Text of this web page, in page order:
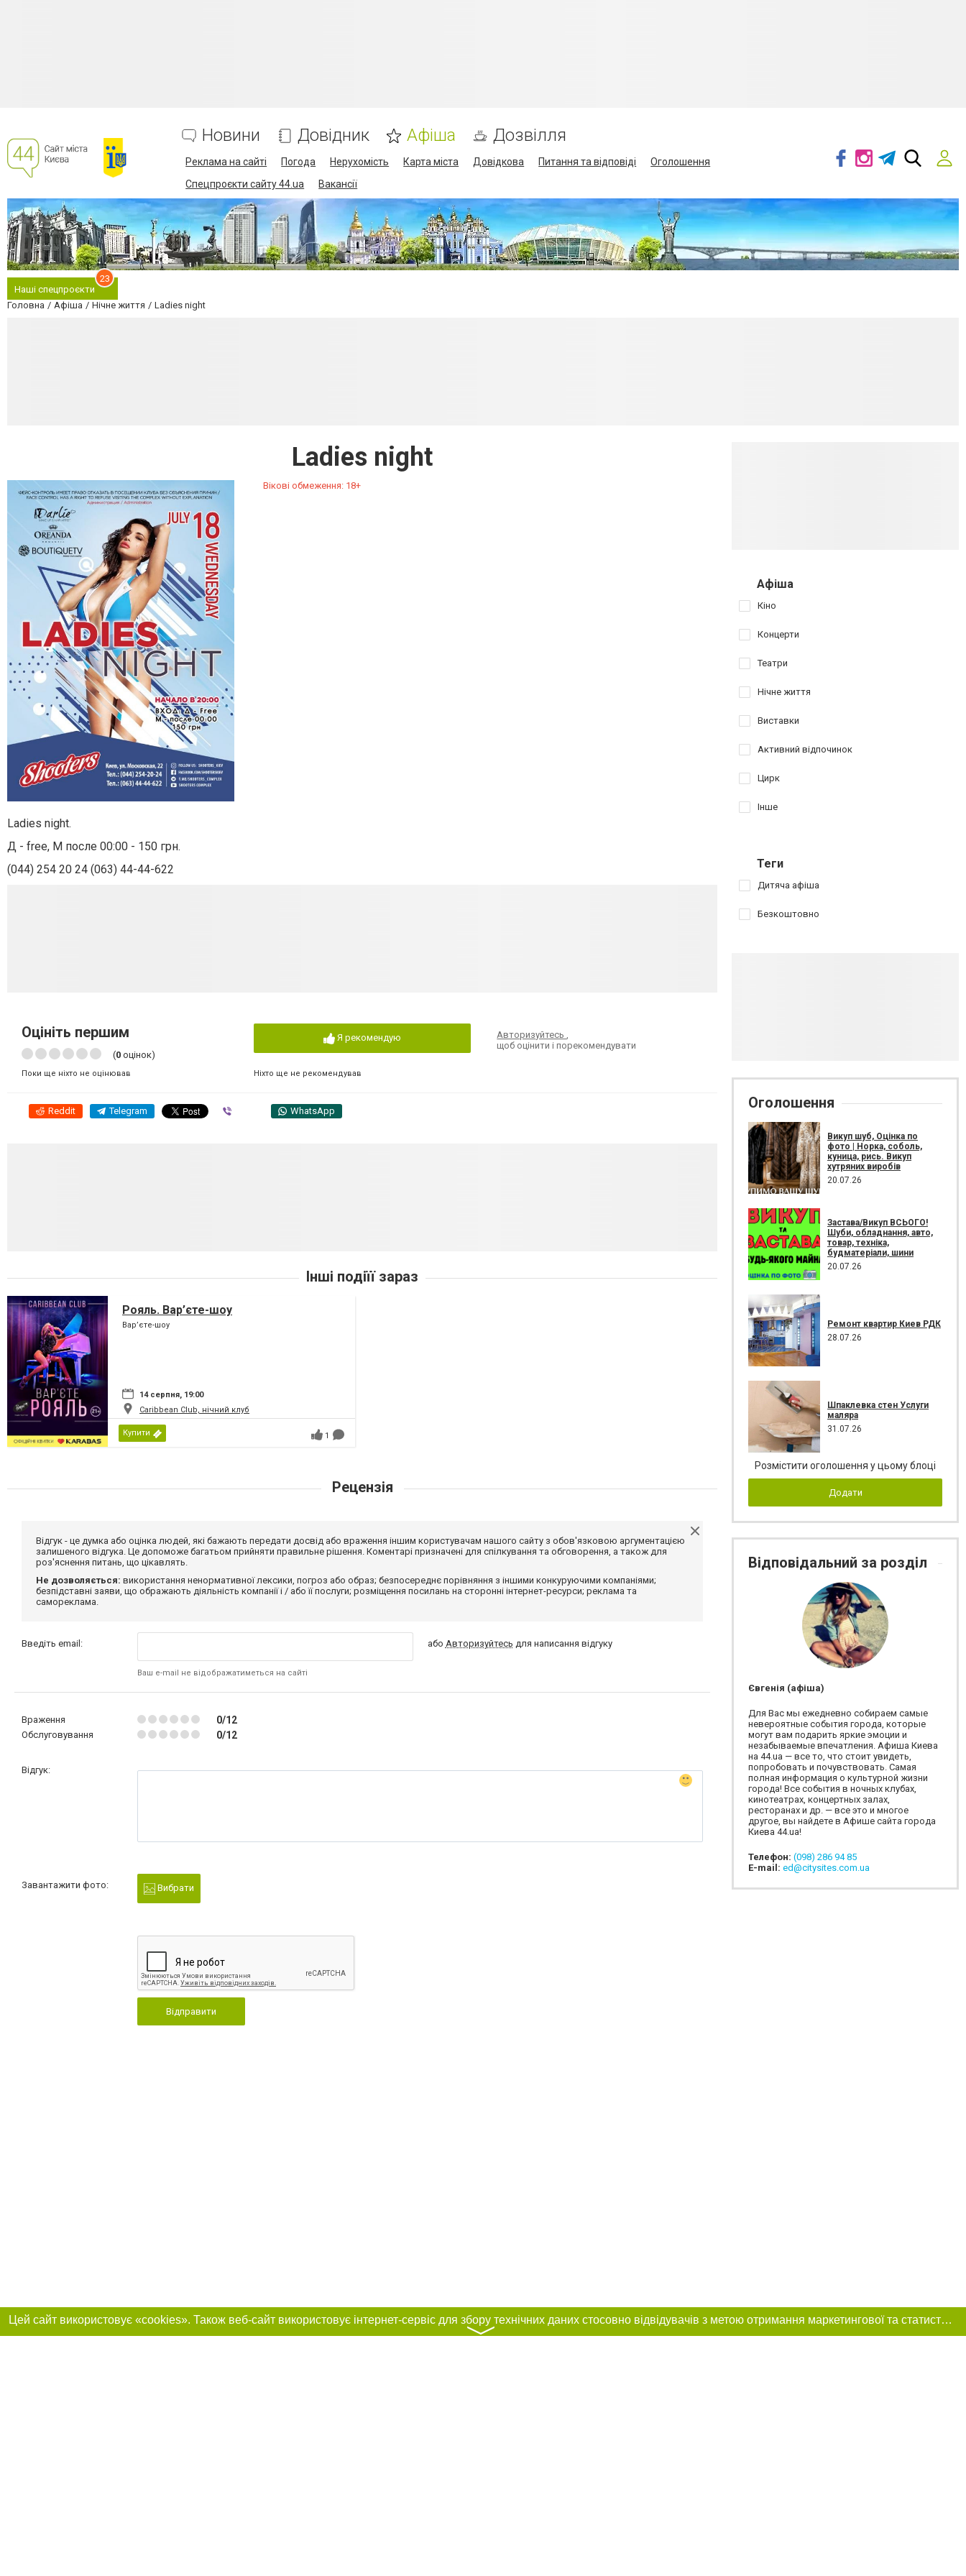
Новини Довідник Афіша Дозвілля
Реклама на сайті Погода Нерухомість Карта міста Довідкова Питання та відповіді
Оголошення
Спецпроєкти сайту 44.ua
Вакансії
Наші спецпроєкти
23
Головна Афіша Нічне життя Ladies night
Ladies night
Вікові обмеження: 18+
Ladies night.
Д - free, М после 00:00 - 150 грн.
(044) 254 20 24 (063) 44-44-622
Оцініть першим
(0 оцінок)
Поки ще ніхто не оцінював
Я рекомендую
Ніхто ще не рекомендував
Авторизуйтесь,
щоб оцінити і порекомендувати
Reddit Telegram WhatsApp
Інші подіїї зараз
Рояль. Вар’єте-шоу
Вар’єте-шоу
14 серпня, 19:00
Caribbean Club, нічний клуб
Купити 1
Рецензія
Відгук - це думка або оцінка людей, які бажають передати досвід або враження іншим користувачам нашого сайту з обов'язковою аргументацією
залишеного відгука. Це допоможе багатьом прийняти правильне рішення. Коментарі призначені для спілкування та обговорення, а також для
роз'яснення питань, що цікавлять.
Не дозволяється: використання ненормативної лексики, погроз або образ; безпосереднє порівняння з іншими конкуруючими компаніями;
безпідставні заяви, що ображають діяльність компанії і / або її послуги; розміщення посилань на сторонні інтернет-ресурси; реклама та
самореклама.
Введіть email:
Ваш e-mail не відображатиметься на сайті
або Авторизуйтесь для написання відгуку
Враження 0/12
Обслуговування 0/12
Відгук:
Завантажити фото: Вибрати
Відправити
Афіша
Кіно
Концерти
Театри
Нічне життя
Виставки
Активний відпочинок
Цирк
Інше
Теги
Дитяча афіша
Безкоштовно
Оголошення
Викуп шуб, Оцінка по
фото | Норка, соболь,
куница, рись. Викуп
хутряних виробів
20.07.26
Застава/Викуп ВСЬОГО!
Шуби, обладнання, авто,
товар, техніка,
будматеріали, шини
20.07.26
Ремонт квартир Киев РДК
28.07.26
Шпаклевка стен Услуги
маляра
31.07.26
Розмістити оголошення у цьому блоці
Додати
Відповідальний за розділ
Євгенія (афіша)
Для Вас мы ежедневно собираем самые
невероятные события города, которые
могут вам подарить яркие эмоции и
незабываемые впечатления. Афиша Киева
на 44.ua — все то, что стоит увидеть,
попробовать и почувствовать. Самая
полная информация о культурной жизни
города! Все события в ночных клубах,
кинотеатрах, концертных залах,
ресторанах и др. — все это и многое
другое, вы найдете в Афише сайта города
Киева 44.ua!
Телефон: (098) 286 94 85
E-mail: ed@citysites.com.ua
Цей сайт використовує «cookies». Також веб-сайт використовує інтернет-сервіс для збору технічних даних стосовно відвідувачів з метою отримання маркетингової та статистичної інформації. Умови обробки даних відвідувачів сайту див.
〉